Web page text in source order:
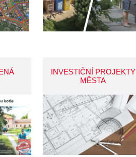
INVESTIČNÍ PROJEKTY
MĚSTA